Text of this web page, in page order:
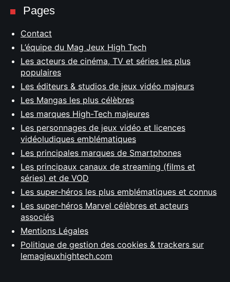
Pages
Contact
L’équipe du Mag Jeux High Tech
Les acteurs de cinéma, TV et séries les plus
populaires
Les éditeurs & studios de jeux vidéo majeurs
Les Mangas les plus célèbres
Les marques High-Tech majeures
Les personnages de jeux vidéo et licences
vidéoludiques emblématiques
Les principales marques de Smartphones
Les principaux canaux de streaming (films et
séries) et de VOD
Les super-héros les plus emblématiques et connus
Les super-héros Marvel célèbres et acteurs
associés
Mentions Légales
Politique de gestion des cookies & trackers sur
lemagjeuxhightech.com